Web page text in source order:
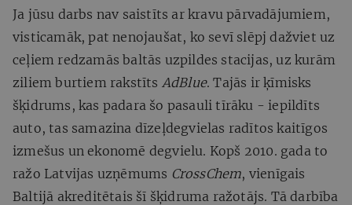
Ja jūsu darbs nav saistīts ar kravu pārvadājumiem,
visticamāk, pat nenojaušat, ko sevī slēpj dažviet uz
ceļiem redzamās baltās uzpildes stacijas, uz kurām
ziliem burtiem rakstīts AdBlue. Tajās ir ķīmisks
šķidrums, kas padara šo pasauli tīrāku - iepildīts
auto, tas samazina dīzeļdegvielas radītos kaitīgos
izmešus un ekonomē degvielu. Kopš 2010. gada to
ražo Latvijas uzņēmums CrossChem, vienīgais
Baltijā akreditētais šī šķidruma ražotājs. Tā darbība